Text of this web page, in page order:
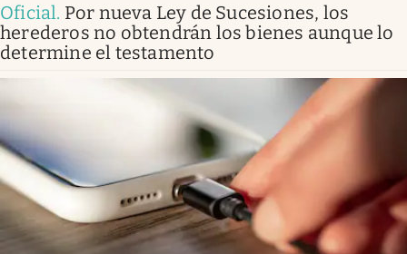
Oficial. Por nueva Ley de Sucesiones, los
herederos no obtendrán los bienes aunque lo
determine el testamento